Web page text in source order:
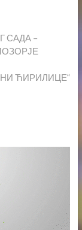
САДА –
ЋИРИЛИЦЕ“